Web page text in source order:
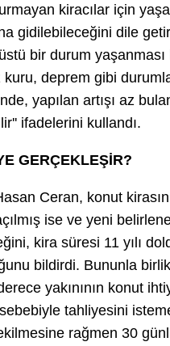
kiracılar için
gidilebileceğini dile
bir durum
kuru, deprem gibi
yapılan artışı az
ifadelerini kullandı.
GERÇEKLEŞİR?
Ceran, konut
ise ve yeni
kira süresi 11 yılı
bildirdi. Bununla
yakınının konut
tahliyesini
rağmen 30